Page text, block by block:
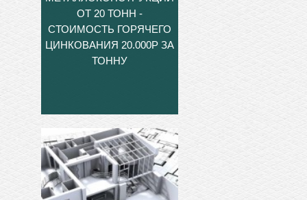
ОТ 20 ТОНН -
СТОИМОСТЬ ГОРЯЧЕГО
ЦИНКОВАНИЯ 20.000Р ЗА
ТОННУ